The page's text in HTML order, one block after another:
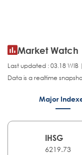
Market Watch
Last updated : 03.18
Data is a realtime
Major
IHSG
6219.73